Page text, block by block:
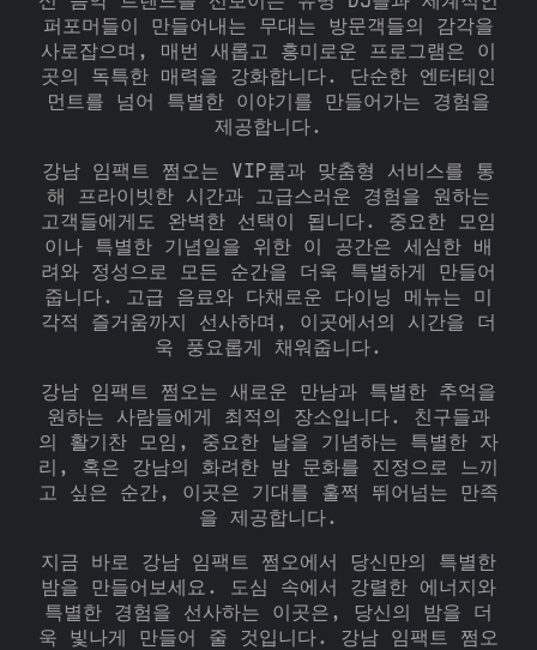
퍼포머들이 만들어내는 무대는 방문객들의 감각을
사로잡으며, 매번 새롭고 흥미로운 프로그램은 이
곳의 독특한 매력을 강화합니다. 단순한 엔터테인
먼트를 넘어 특별한 이야기를 만들어가는 경험을
제공합니다.
강남 임팩트 쩜오는 VIP룸과 맞춤형 서비스를 통
해 프라이빗한 시간과 고급스러운 경험을 원하는
고객들에게도 완벽한 선택이 됩니다. 중요한 모임
이나 특별한 기념일을 위한 이 공간은 세심한 배
려와 정성으로 모든 순간을 더욱 특별하게 만들어
줍니다. 고급 음료와 다채로운 다이닝 메뉴는 미
각적 즐거움까지 선사하며, 이곳에서의 시간을 더
욱 풍요롭게 채워줍니다.
강남 임팩트 쩜오는 새로운 만남과 특별한 추억을
원하는 사람들에게 최적의 장소입니다. 친구들과
의 활기찬 모임, 중요한 날을 기념하는 특별한 자
리, 혹은 강남의 화려한 밤 문화를 진정으로 느끼
고 싶은 순간, 이곳은 기대를 훌쩍 뛰어넘는 만족
을 제공합니다.
지금 바로 강남 임팩트 쩜오에서 당신만의 특별한
밤을 만들어보세요. 도심 속에서 강렬한 에너지와
특별한 경험을 선사하는 이곳은, 당신의 밤을 더
욱 빛나게 만들어 줄 것입니다. 강남 임팩트 쩜오